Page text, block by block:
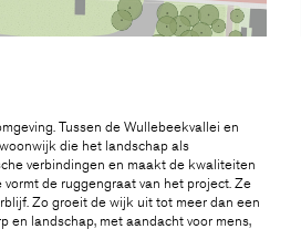
Tussen de Wullebeekvallei en
die het landschap als
verbindingen en maakt de kwaliteiten
de ruggengraat van het project. Ze
Zo groeit de wijk uit tot meer dan een
landschap, met aandacht voor mens,